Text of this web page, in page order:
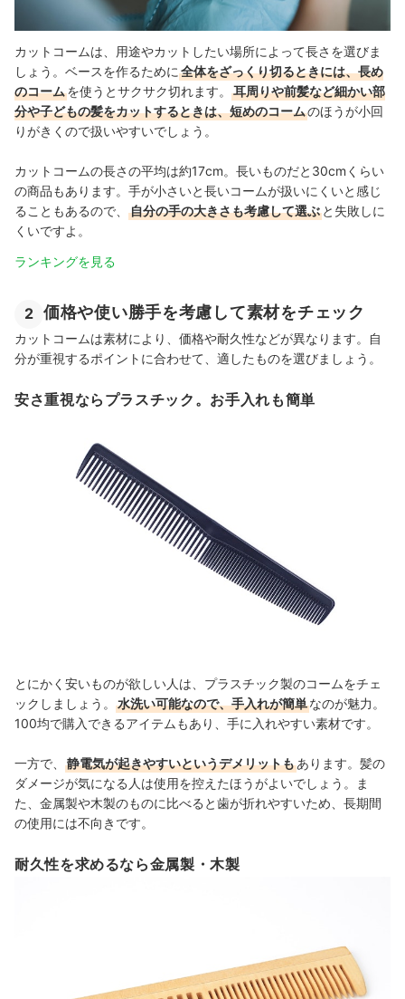
カットコームは、用途やカットしたい場所によって長さを選びま
しょう。ベースを作るために 全体をざっくり切るときには、長め
のコームを使うとサクサク切れます。
耳周りや前髪など細かい部
分や子どもの髪をカットするときは、短めのコームのほうが小回
りがきくので扱いやすいでしょう。
カットコームの長さの平均は約17cm。長いものだと30cmくらい
の商品もあります。手が小さいと長いコームが扱いにくいと感じ
ることもあるので、
自分の手の大きさも考慮して選ぶ と失敗しに
くいですよ。
ランキングを見る
2 価格や使い勝手を考慮して素材をチェック
カットコームは素材により、価格や耐久性などが異なります。自
分が重視するポイントに合わせて、適したものを選びましょう。
安さ重視ならプラスチック。お手入れも簡単
とにかく安いものが欲しい人は、プラスチック製のコームをチェ
ックしましょう。
水洗い可能なので、手入れが簡単なのが魅力。
100均で購入できるアイテムもあり、手に入れやすい素材です。
一方で、 静電気が起きやすいというデメリットもあります。髪の
ダメージが気になる人は使用を控えたほうがよいでしょう。ま
た、金属製や木製のものに比べると歯が折れやすいため、長期間
の使用には不向きです。
耐久性を求めるなら金属製・木製